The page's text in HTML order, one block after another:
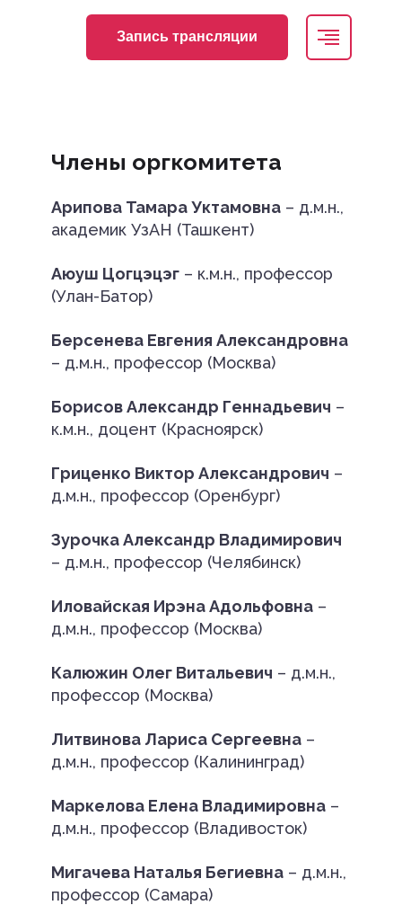
Запись трансляции
Члены оргкомитета
Арипова Тамара Уктамовна– д.м.н.,
академик УзАН (Ташкент)
Аюуш Цогцэцэг– к.м.н., профессор
(Улан-Батор)
Берсенева Евгения Александровна
– д.м.н., профессор (Москва)
Борисов Александр Геннадьевич –
к.м.н., доцент (Красноярск)
Гриценко Виктор Александрович –
д.м.н., профессор (Оренбург)
Зурочка Александр Владимирович
– д.м.н., профессор (Челябинск)
Иловайская Ирэна Адольфовна–
д.м.н., профессор (Москва)
Калюжин Олег Витальевич – д.м.н.,
профессор (Москва)
Литвинова Лариса Сергеевна–
д.м.н., профессор (Калининград)
Маркелова Елена Владимировна–
д.м.н., профессор (Владивосток)
Мигачева Наталья Бегиевна– д.м.н.,
профессор (Самара)